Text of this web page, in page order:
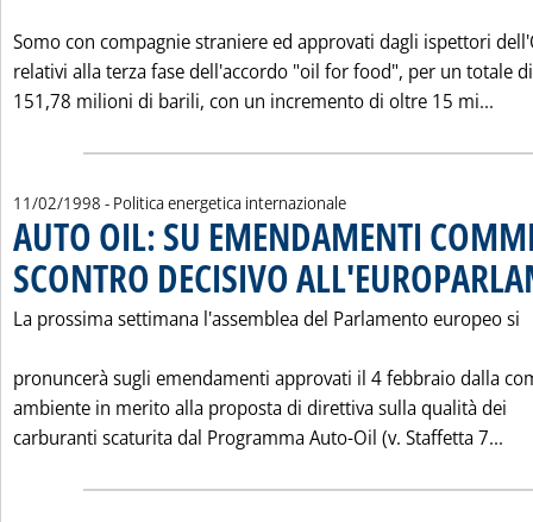
Somo con compagnie straniere ed approvati dagli ispettori
relativi alla terza fase dell'accordo "oil for food", per un totale di
151,78 milioni di barili, con un incremento di oltre 15 mi...
11/02/1998 - Politica energetica internazionale
AUTO OIL: SU EMENDAMENTI
SCONTRO DECISIVO
La prossima settimana l'assemblea del Parlamento europeo si
pronuncerà sugli emendamenti approvati il 4 febbraio dalla
ambiente in merito alla proposta di direttiva sulla qualità dei
carburanti scaturita dal Programma Auto-Oil (v. Staffetta 7...